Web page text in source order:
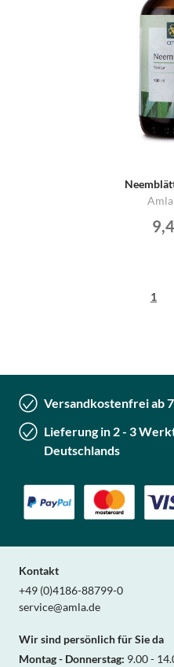
Sie
1
Versandkostenfrei ab
Lieferung in 2 - 3
Deutschlands
Kontakt
+49 (0)4186-88799-0
service@amla.de
Wir sind persönlich für Sie da
Montag - Donnerstag: 9.00 -